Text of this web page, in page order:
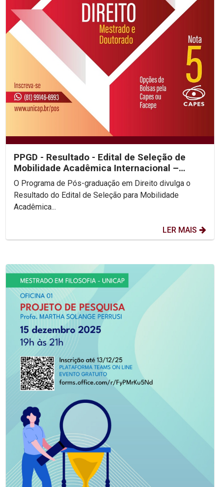
PPGD - Resultado - Edital de Seleção de
Mobilidade Acadêmica Internacional –
Universidade de Pisa...
O Programa de Pós-graduação em Direito divulga o
Resultado do Edital de Seleção para Mobilidade
Acadêmica...
LER MAIS